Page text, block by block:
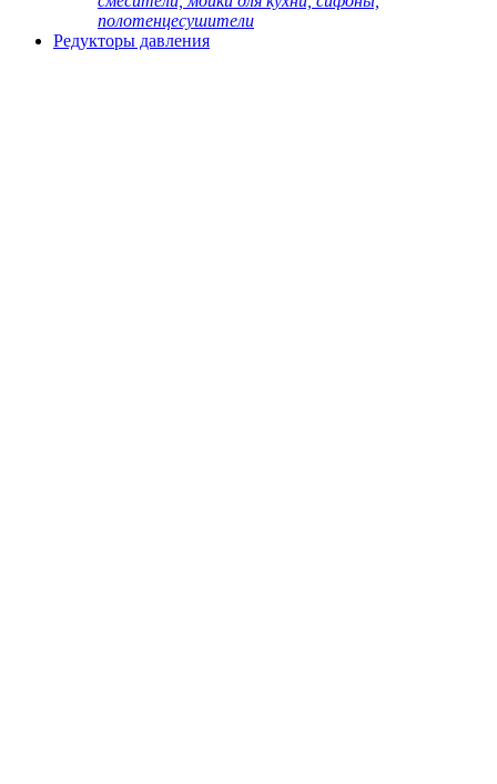
полотенцесушители
Редукторы давления